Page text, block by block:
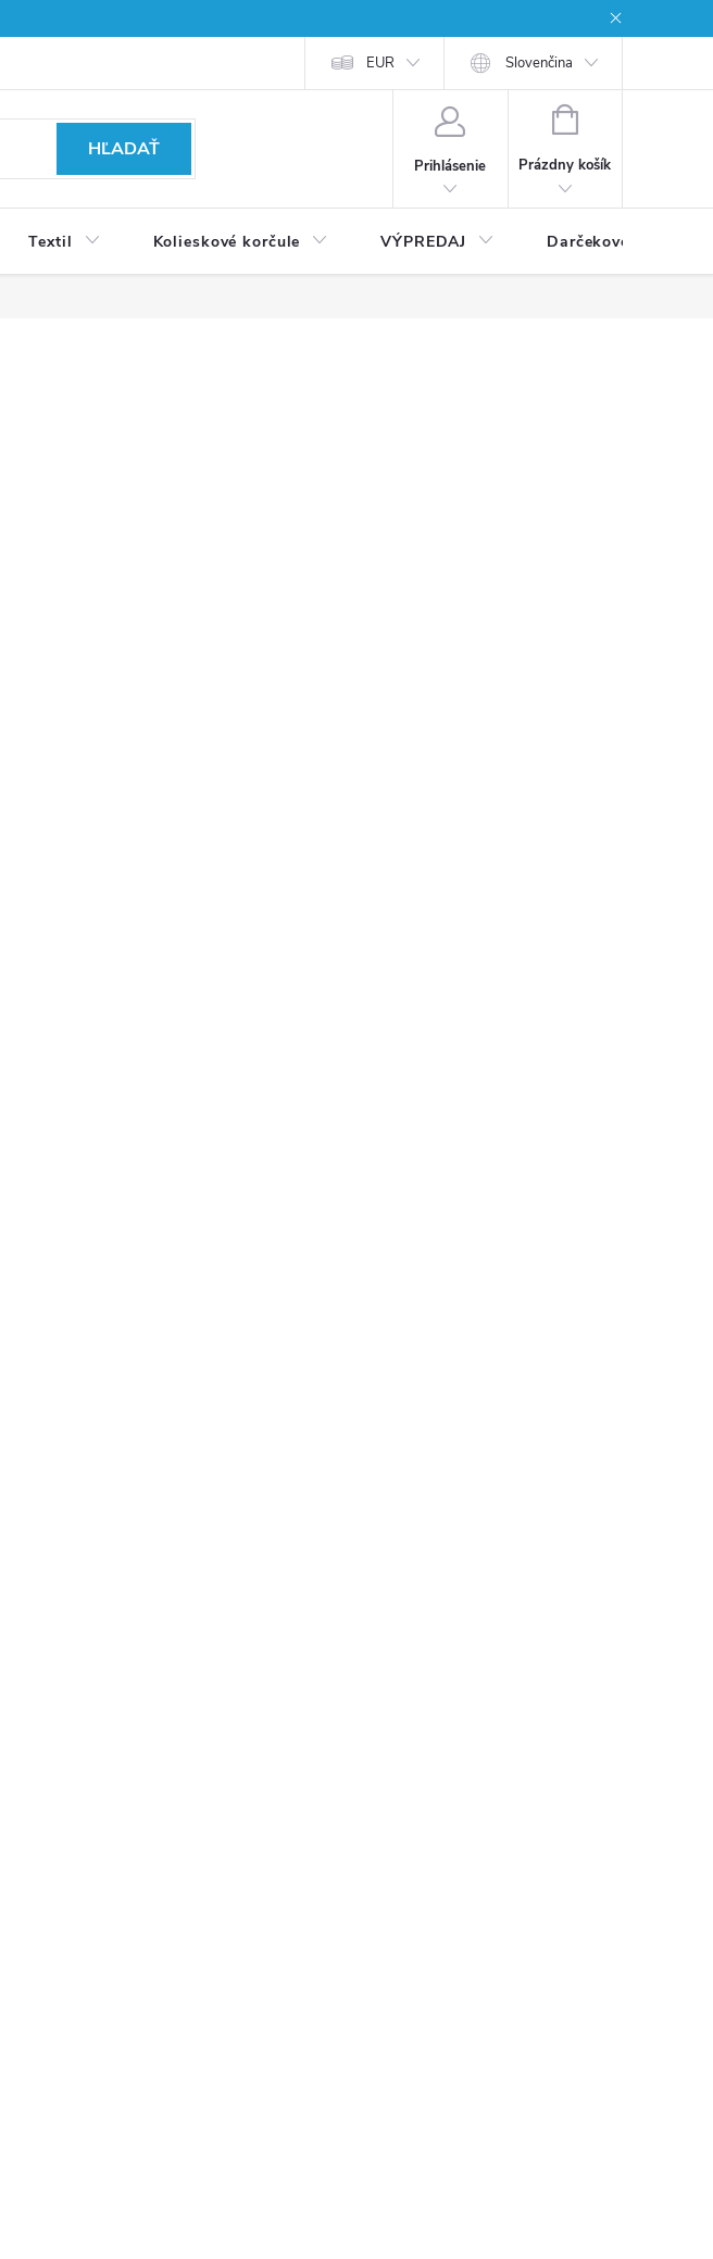
EUR Slovenčina
HĽADAŤ
Prihlásenie
NÁKUPNÝ
Prázdny košík
Textil Kolieskové korčule VÝPREDAJ Darčekové poukážky